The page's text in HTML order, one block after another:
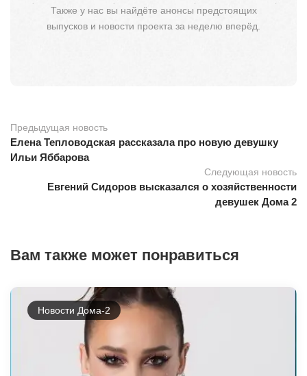
Также у нас вы найдёте анонсы предстоящих
выпусков и новости проекта за неделю вперёд.
Предыдущая новость
Елена Тепловодская рассказала про новую девушку
Ильи Яббарова
Следующая новость
Евгений Сидоров высказался о хозяйственности
девушек Дома 2
Вам также может понравиться
Новости Дома-2